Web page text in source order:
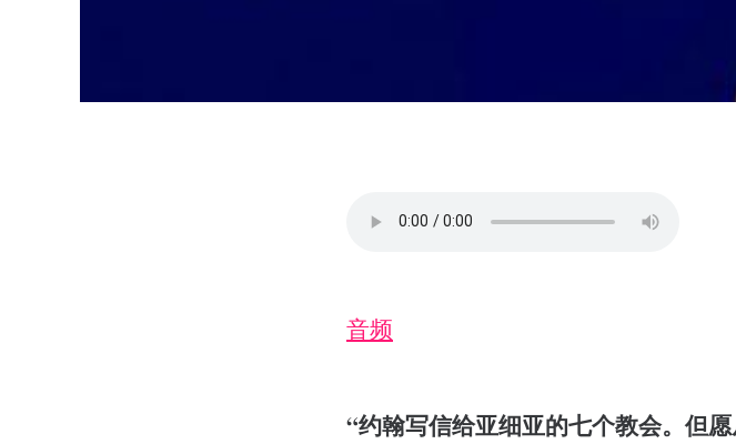
音频
“约翰写信给亚细亚的七个教会。但